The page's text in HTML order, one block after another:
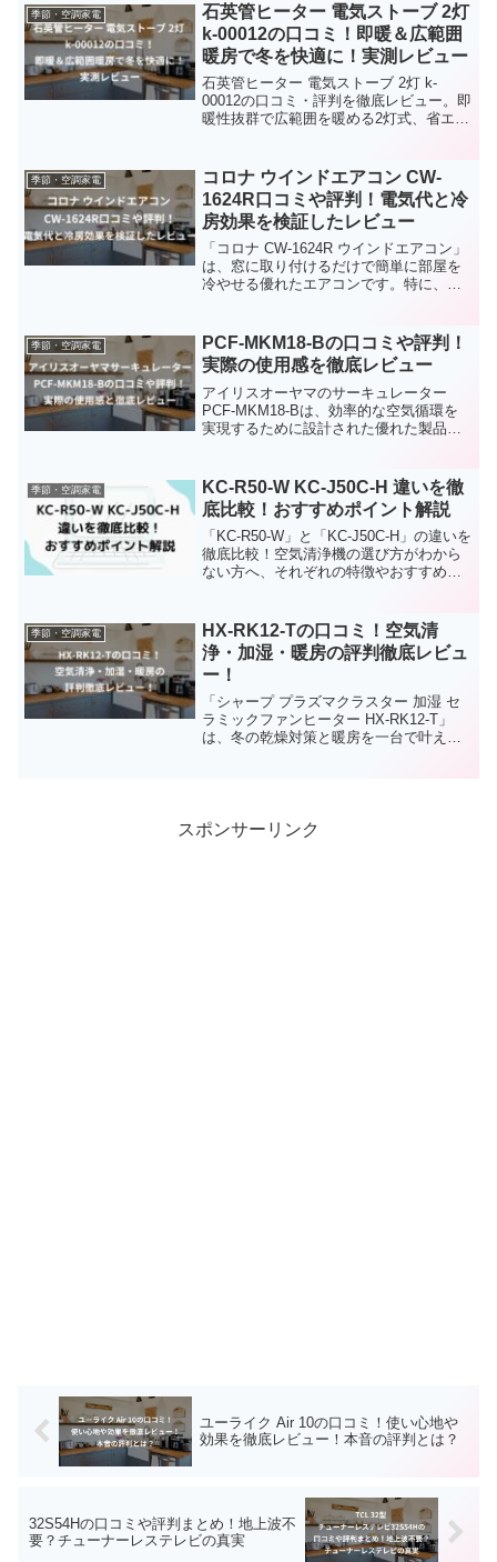
季節・空調家電
石英管ヒーター 電気ストーブ 2灯
k-00012の口コミ！即暖＆広範囲
暖房で冬を快適に！実測レビュー
石英管ヒーター 電気ストーブ 2灯 k-
00012の口コミ・評判を徹底レビュー。即
暖性抜群で広範囲を暖める2灯式、省エネ
めポイントまで詳しく解説します。
季節・空調家電
コロナ ウインドエアコン CW-
1624R口コミや評判！電気代と冷
房効果を検証したレビュー
「コロナ CW-1624R ウインドエアコン」
は、窓に取り付けるだけで簡単に部屋を
冷やせる優れたエアコンです。特に、静
ミをもとに、このエアコンのメリットを
詳しく紹介します。
季節・空調家電
PCF-MKM18-Bの口コミや評判！
実際の使用感を徹底レビュー
アイリスオーヤマのサーキュレーター
PCF-MKM18-Bは、効率的な空気循環を
実現するために設計された優れた製品で
ネ性能も優れており、エアコンの効率を
向上させることで電気代の節約にも貢献
します。
季節・空調家電
KC-R50-W KC-J50C-H 違いを徹
底比較！おすすめポイント解説
「KC-R50-W」と「KC-J50C-H」の違いを
徹底比較！空気清浄機の選び方がわから
ない方へ、それぞれの特徴やおすすめポ
見つかります。
季節・空調家電
HX-RK12-Tの口コミ！空気清
浄・加湿・暖房の評判徹底レビュ
ー！
「シャープ プラズマクラスター 加湿 セ
ラミックファンヒーター HX-RK12-T」
は、冬の乾燥対策と暖房を一台で叶える
スポンサーリンク
ユーライク Air 10の口コミ！使い心地や
効果を徹底レビュー！本音の評判とは？
32S54Hの口コミや評判まとめ！地上波不
要？チューナーレステレビの真実